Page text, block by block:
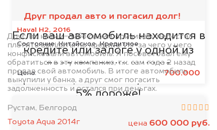
Haval H2, 2016
Состояние:Китайское, Кредитное
Цена: 700.000
Друг продал авто и погасил долг!
Друг, по каким-либо своим причинам, перестал
платить выплаты по кредиту. Из-за чего у него
конфисковали автомобиль. Я посоветовал ему
обратиться в эту компанию, т.к. сам года 2 назад
продал свой автомобиль. В итоге автомобиль
выкупили у банка, а друг смог погасить
задолженность и остался при деньгах.
Рустам, Белгород
Toyota Aqua 2014г
цена 600 000 руб.
банками
Если ваш автомобиль находится в
кредите или залоге у одной из
представленных ниже
организаций, то мы купим его на
5% дороже!